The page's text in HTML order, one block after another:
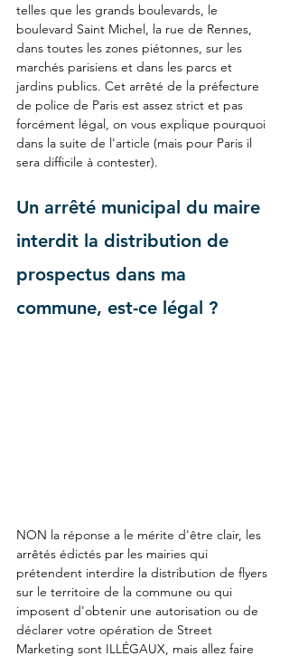
telles que les grands boulevards, le
boulevard Saint Michel, la rue de Rennes,
dans toutes les zones piétonnes, sur les
marchés parisiens et dans les parcs et
jardins publics. Cet arrêté de la préfecture
de police de Paris est assez strict et pas
forcément légal, on vous explique pourquoi
dans la suite de l'article (mais pour Paris il
sera difficile à contester).
Un arrêté municipal du maire
interdit la distribution de
prospectus dans ma
commune, est-ce légal ?
NON la réponse a le mérite d'être clair, les
arrêtés édictés par les mairies qui
prétendent interdire la distribution de flyers
sur le territoire de la commune ou qui
imposent d'obtenir une autorisation ou de
déclarer votre opération de Street
Marketing sont ILLÉGAUX, mais allez faire